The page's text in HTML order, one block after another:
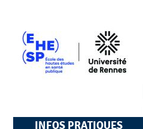
INFOS PRATIQUES